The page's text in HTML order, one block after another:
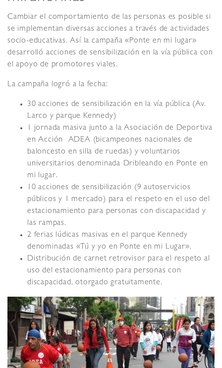
Cambiar el comportamiento de las personas es posible si
se implementan diversas acciones a través de actividades
socio-educativas. Así la campaña «Ponte en mi lugar»
desarrolló acciones de sensibilización en la vía pública con
el apoyo de promotores viales.
La campaña logró a la fecha:
30 acciones de sensibilización en la vía pública (Av.
Larco y parque Kennedy)
1 jornada masiva junto a la Asociación de Deportiva
en Acción  ADEA (bicampeones nacionales de
baloncesto en silla de ruedas) y voluntarios
universitarios denominada Dribleando en Ponte en
mi lugar.
10 acciones de sensibilización (9 autoservicios
públicos y 1 mercado) para el respeto en el uso del
estacionamiento para personas con discapacidad y
las rampas.
2 ferias lúdicas masivas en el parque Kennedy
denominadas «Tú y yo en Ponte en mi Lugar».
Distribución de carnet retrovisor para el respeto al
uso del estacionamiento para personas con
discapacidad, otorgado gratuitamente.